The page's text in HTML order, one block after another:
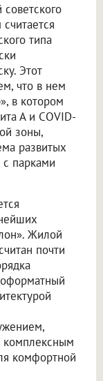
типа
Этот
что в нем
в котором
А и COVID-
зоны,
развитых
парками
Жилой
почти
комплексным
комфортной